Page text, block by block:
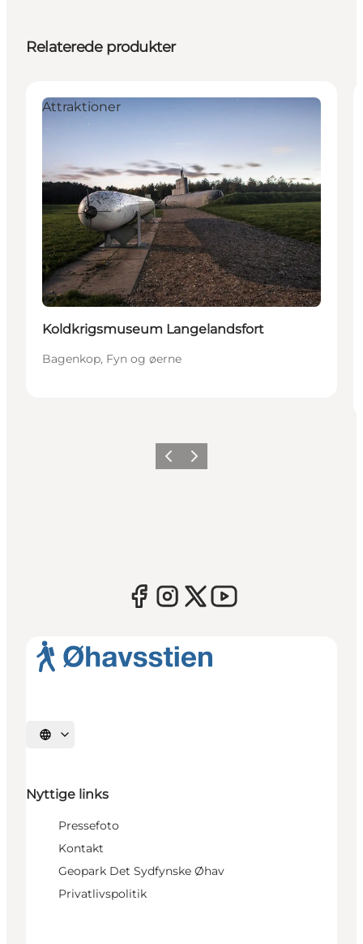
Relaterede produkter
Bæredygtige oplevelser
Attraktioner
Koldkrigsmuseum Langelandsfort
Bagenkop, Fyn og øerne
ForrigeNæste
Vælg sprog
Nyttige links
Pressefoto
Kontakt
Geopark Det Sydfynske Øhav
Privatlivspolitik